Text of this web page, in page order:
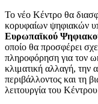
Το νέο Κέντρο θα
κορυφαίων ψηφιακών
Ευρωπαϊκού
οποίο θα προσφέρει
πληροφόρηση για τον
κλιματική αλλαγή, την
περιβάλλοντος και τη
λειτουργία του